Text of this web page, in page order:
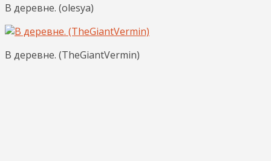
В деревне. (olesya)
В деревне. (TheGiantVermin)